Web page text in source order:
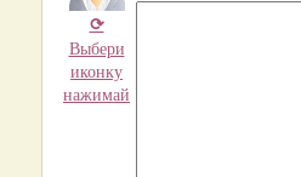
⟳
Выбери
иконку
нажимай